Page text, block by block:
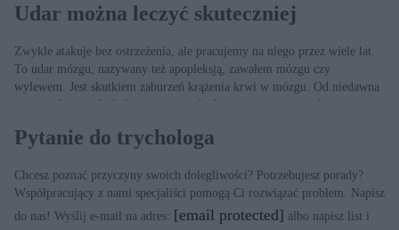
Udar można leczyć skuteczniej
Zwykle atakuje bez ostrzeżenia, ale pracujemy na niego przez wiele lat.
To udar mózgu, nazywany też apopleksją, zawałem mózgu czy
wylewem. Jest skutkiem zaburzeń krążenia krwi w mózgu. Od niedawna
w naszych szpitalach dostępna jest, choć w ograniczonym zakresie, nowa,
Pytanie do trychologa
Chcesz poznać przyczyny swoich dolegliwości? Potrzebujesz porady?
Współpracujący z nami specjaliści pomogą Ci rozwiązać problem. Napisz
do nas! Wyślij e-mail na adres: [email protected] albo napisz list i